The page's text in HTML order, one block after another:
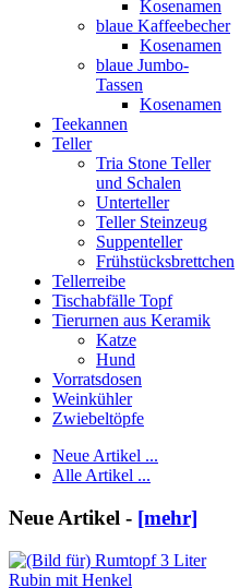
Kosenamen
blaue Kaffeebecher
Kosenamen
blaue Jumbo-
Tassen
Kosenamen
Teekannen
Teller
Tria Stone Teller
und Schalen
Unterteller
Teller Steinzeug
Suppenteller
Frühstücksbrettchen
Tellerreibe
Tischabfälle Topf
Tierurnen aus Keramik
Katze
Hund
Vorratsdosen
Weinkühler
Zwiebeltöpfe
Neue Artikel ...
Alle Artikel ...
Neue Artikel - [mehr]